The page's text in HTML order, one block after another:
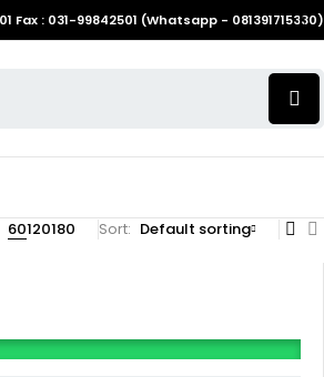
Fax : 031-99842501 (Whatsapp - 081391715330)
60120180 Sort Default sorting